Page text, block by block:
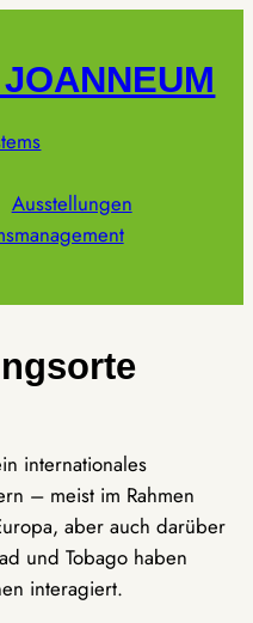
Ausstellungen
internationales
– meist im Rahmen
aber auch darüber
und Tobago haben
interagiert.